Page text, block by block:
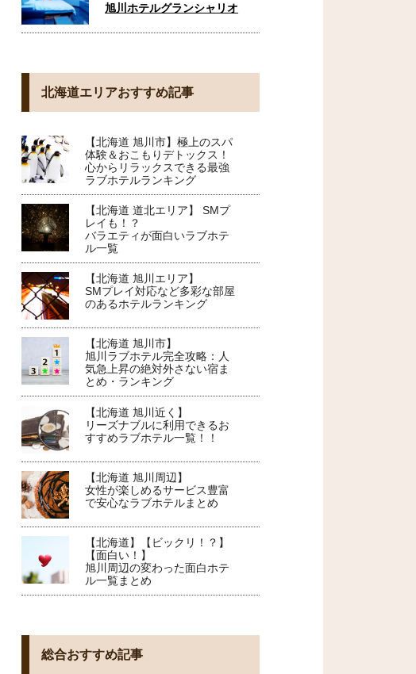
旭川ホテルグランシャリオ
北海道エリアおすすめ記事
【北海道 旭川市】極上のスパ
体験＆おこもりデトックス！
心からリラックスできる最強
ラブホテルランキング
【北海道 道北エリア】 SMプ
レイも！？
バラエティが面白いラブホテ
ル一覧
【北海道 旭川エリア】
SMプレイ対応など多彩な部屋
のあるホテルランキング
【北海道 旭川市】
旭川ラブホテル完全攻略：人
気急上昇の絶対外さない宿ま
とめ・ランキング
【北海道 旭川近く】
リーズナブルに利用できるお
すすめラブホテル一覧！！
【北海道 旭川周辺】
女性が楽しめるサービス豊富
で安心なラブホテルまとめ
【北海道】【ビックリ！？】
【面白い！】
旭川周辺の変わった面白ホテ
ル一覧まとめ
総合おすすめ記事